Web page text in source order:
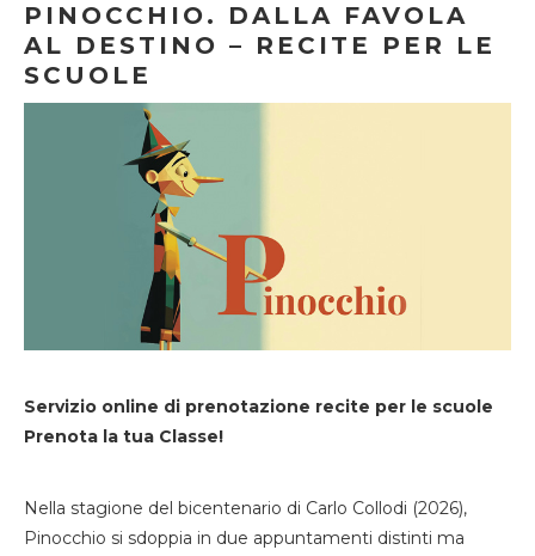
PINOCCHIO. DALLA FAVOLA
AL DESTINO – RECITE PER LE
SCUOLE
Servizio online di prenotazione recite per le scuole
Prenota la tua Classe!
Nella stagione del bicentenario di Carlo Collodi (2026),
Pinocchio si sdoppia in due appuntamenti distinti ma